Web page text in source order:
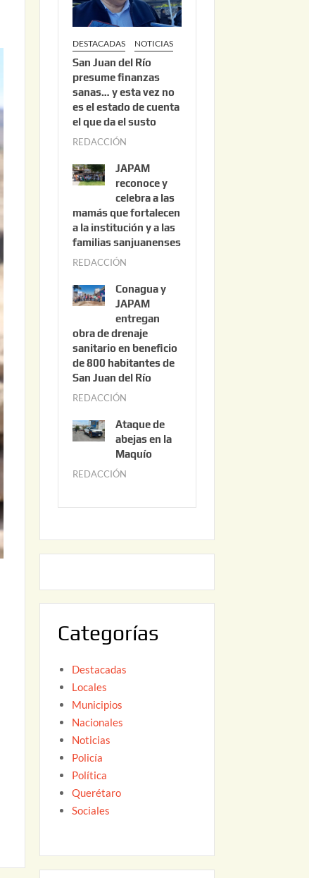
2
0
2
6
DESTACADAS NOTICIAS
San Juan del Río
presume finanzas
sanas… y esta vez no
es el estado de cuenta
el que da el susto
REDACCIÓN
s
t
o
3
0
2
6
JAPAM
reconoce y
celebra a las
mamás que fortalecen
a la institución y a las
familias sanjuanenses
REDACCIÓN
n
i
o
3
0
0
2
6
Conagua y
JAPAM
entregan
obra de drenaje
sanitario en beneficio
de 800 habitantes de
San Juan del Río
REDACCIÓN
n
i
0
2
Ataque de
abejas en la
Maquío
REDACCIÓN
y
2
Categorías
Destacadas
Locales
Municipios
Nacionales
Noticias
Policía
Política
Querétaro
Sociales